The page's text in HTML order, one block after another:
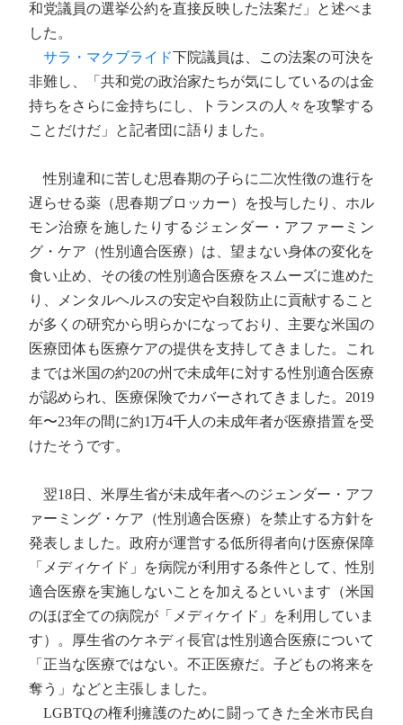
和党議員の選挙公約を直接反映した法案だ」と述べま
した。
サラ・マクブライド下院議員は、この法案の可決を
非難し、「共和党の政治家たちが気にしているのは金
持ちをさらに金持ちにし、トランスの人々を攻撃する
ことだけだ」と記者団に語りました。
性別違和に苦しむ思春期の子らに二次性徴の進行を
遅らせる薬（思春期ブロッカー）を投与したり、ホル
モン治療を施したりするジェンダー・アファーミン
グ・ケア（性別適合医療）は、望まない身体の変化を
食い止め、その後の性別適合医療をスムーズに進めた
り、メンタルヘルスの安定や自殺防止に貢献すること
が多くの研究から明らかになっており、主要な米国の
医療団体も医療ケアの提供を支持してきました。これ
までは米国の約20の州で未成年に対する性別適合医療
が認められ、医療保険でカバーされてきました。2019
年〜23年の間に約1万4千人の未成年者が医療措置を受
けたそうです。
翌18日、米厚生省が未成年者へのジェンダー・アフ
ァーミング・ケア（性別適合医療）を禁止する方針を
発表しました。政府が運営する低所得者向け医療保障
「メディケイド」を病院が利用する条件として、性別
適合医療を実施しないことを加えるといいます（米国
のほぼ全ての病院が「メディケイド」を利用していま
す）。厚生省のケネディ長官は性別適合医療について
「正当な医療ではない。不正医療だ。子どもの将来を
奪う」などと主張しました。
LGBTQの権利擁護のために闘ってきた全米市民自